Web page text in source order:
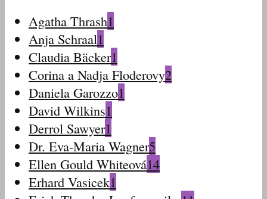
Agatha Thrash1
Anja Schraal1
Claudia Bäcker1
Corina a Nadja Floderovy2
Daniela Garozzo1
David Wilkins1
Derrol Sawyer1
Dr. Eva-Maria Wagner5
Ellen Gould Whiteová14
Erhard Vasicek1